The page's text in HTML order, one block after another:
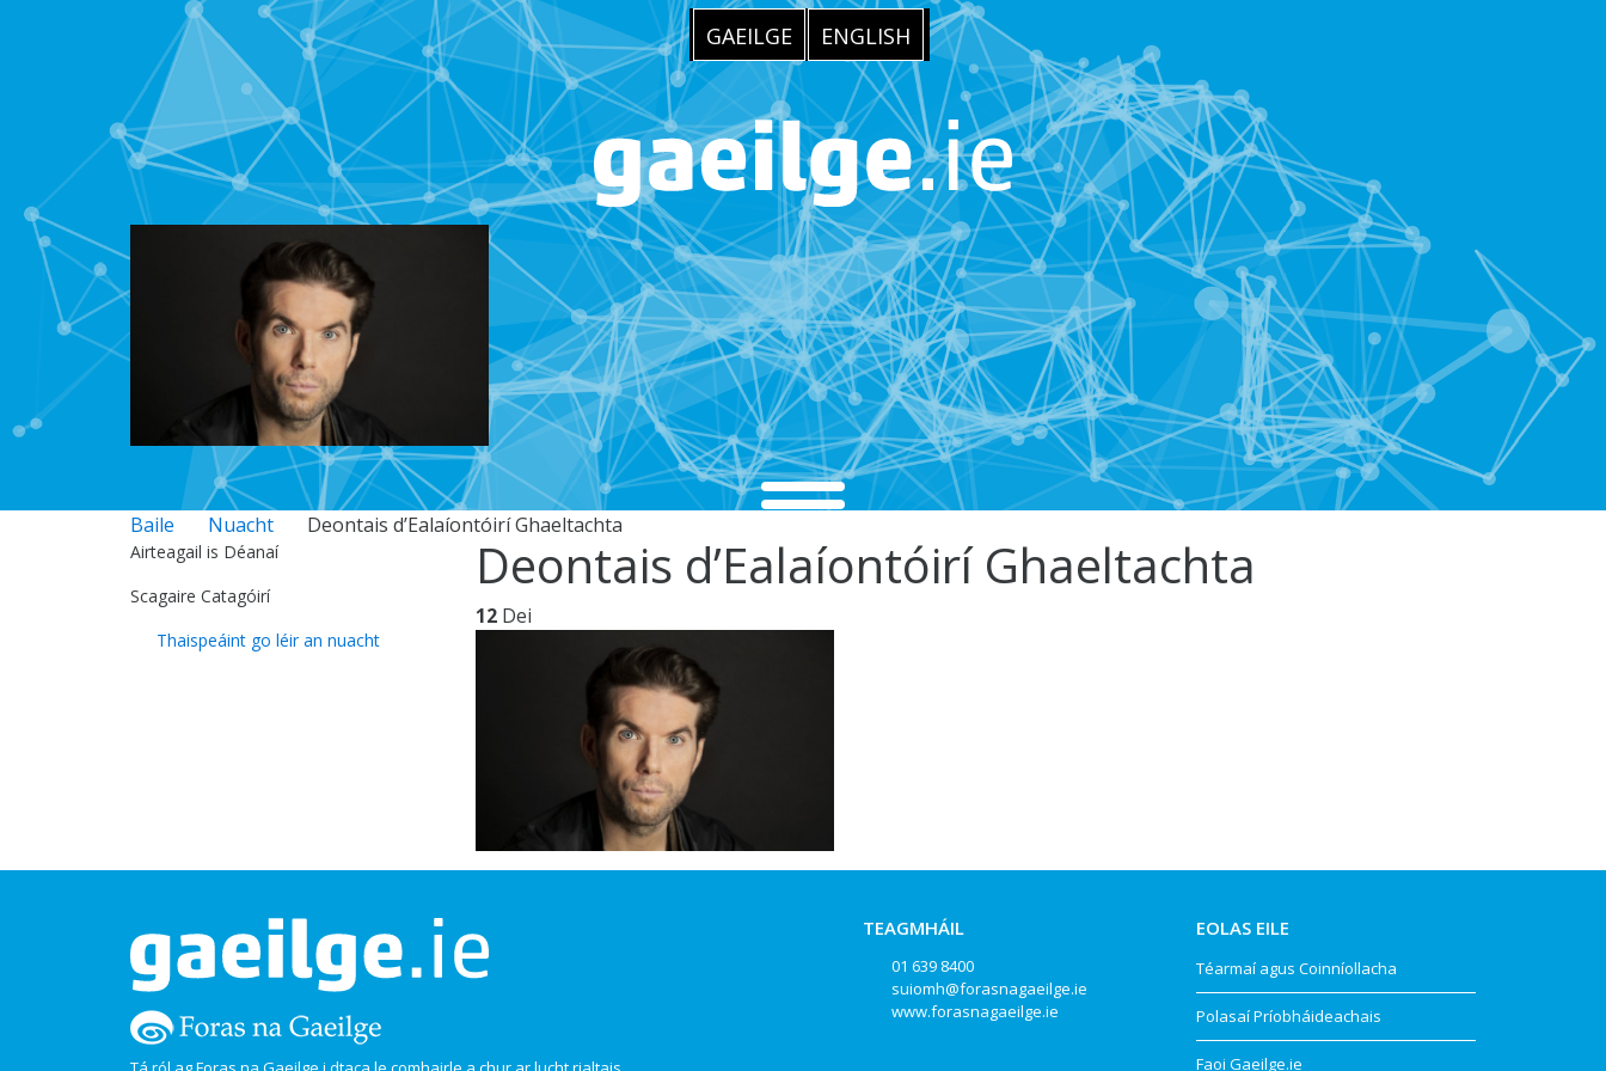
GAEILGE ENGLISH
Baile Nuacht Deontais d’Ealaíontóirí Ghaeltachta
Deontais d’Ealaíontóirí Ghaeltachta
12 Dei
Airteagail is Déanaí
Scagaire Catagóirí
Thaispeáint go léir an nuacht
TEAGMHÁIL
01 639 8400
suiomh@forasnagaeilge.ie
www.forasnagaeilge.ie
EOLAS EILE
Téarmaí agus Coinníollacha
Polasaí Príobháideachais
Faoi Gaeilge.ie